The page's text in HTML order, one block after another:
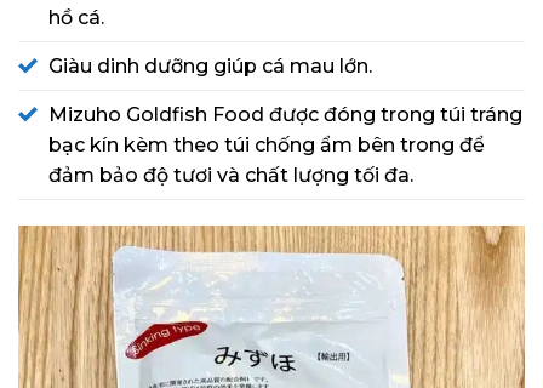
hồ cá.
Giàu dinh dưỡng giúp cá mau lớn.
Mizuho Goldfish Food được đóng trong túi tráng
bạc kín kèm theo túi chống ẩm bên trong để
đảm bảo độ tươi và chất lượng tối đa.